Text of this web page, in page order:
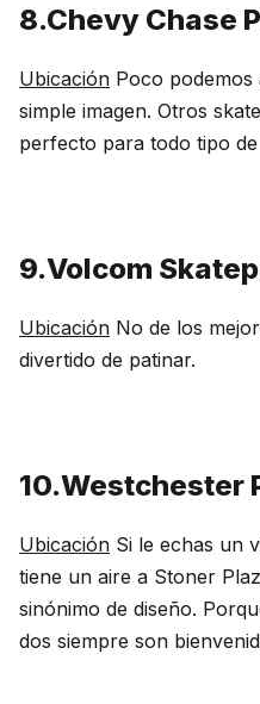
8.Chevy Chase
Ubicación Poco
simple imagen. Otros
perfecto para todo tipo
9.Volcom
Ubicación No de los
divertido de patinar.
10.Westchester
Ubicación Si le echas un
tiene un aire a Stoner
sinónimo de diseño.
dos siempre son